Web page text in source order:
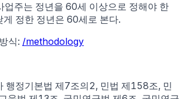
업주는 정년을 60세 이상으로 정해야 한
게 정한 정년은 60세로 본다.
식: /methodology
행정기본법 제7조의2, 민법 제158조, 민